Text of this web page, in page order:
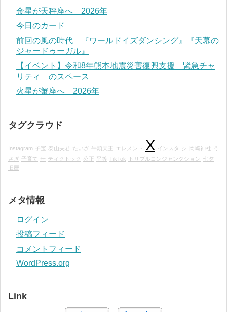
金星が天秤座へ 2026年
今日のカード
前回の風の時代 『ワールドイズダンシング』『天幕の
ジャードゥーガル』
【イベント】令和8年熊本地震災害復興支援 緊急チャ
リティ のスペース
火星が蟹座へ 2026年
タグクラウド
Instagram 子宝 泰山夫君 たいざ 牛頭天王 エレメント X インスタ シ 岡崎神社
う
さぎ 子育て せ ティクトック 公正 平等 TikTok トリプルコンジャンクション 七夕
旧暦
メタ情報
ログイン
投稿フィード
コメントフィード
WordPress.org
Link